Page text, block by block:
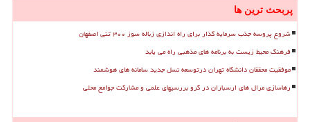
پربحث ترین ها
شروع پروسه جذب سرمایه گذار برای راه اندازی زباله سوز ۳۰۰ تنی اصفهان
فرهنگ محیط زیست به برنامه های مذهبی راه می یابد
موفقیت محققان دانشگاه تهران درتوسعه نسل جدید سامانه های هوشمند
رهاسازی مرال های ارسباران در گرو بررسیهای علمی و مشارکت جوامع محلی